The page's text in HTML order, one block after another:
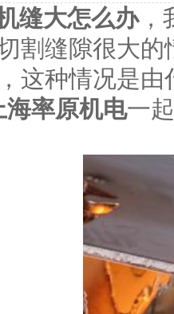
缝大怎么办，
割缝隙很大
这种情况是
海率原机电一